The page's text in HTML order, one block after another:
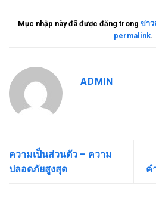
Mục nhập này đã được đăng trong ข่าว
permalink.
ADMIN
ความเป็นส่วนตัว – ความ
ปลอดภัยสูงสุด
ค